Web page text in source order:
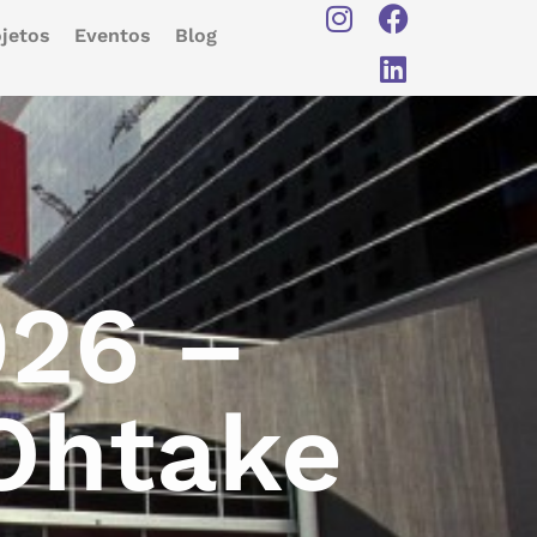
Eventos Blog
–